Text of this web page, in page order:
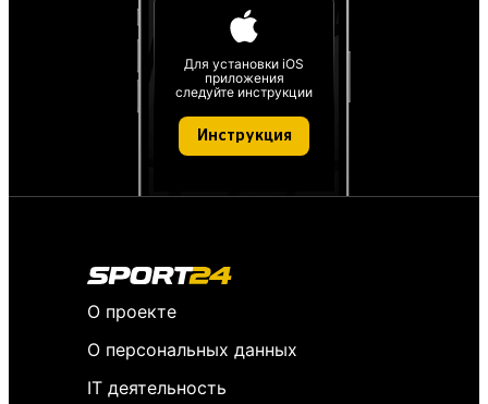
Для установки iOS
приложения
следуйте инструкции
Инструкция
О проекте
О персональных данных
IT деятельность